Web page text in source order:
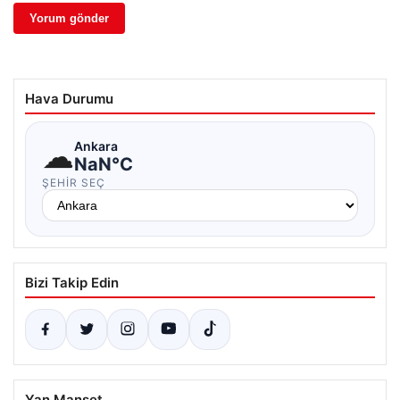
Hava Durumu
☁Ankara
NaN°C
ŞEHIR SEÇ
Bizi Takip Edin